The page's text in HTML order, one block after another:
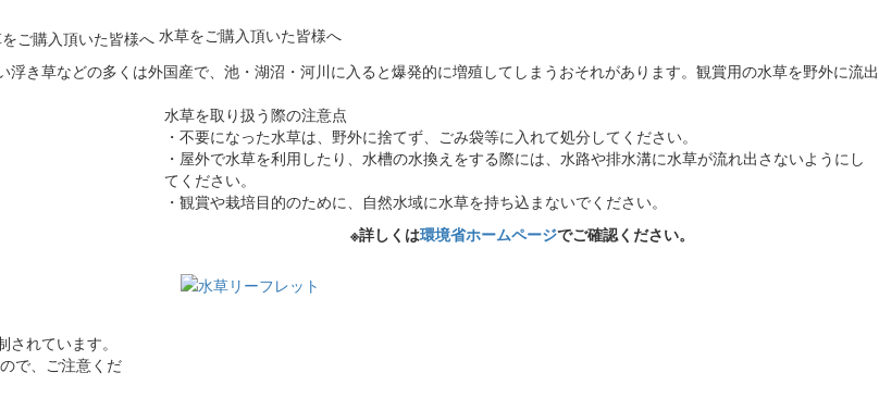
水草をご購入頂いた皆様へ
き草などの多くは外国産で、池・湖沼・河川に入ると爆発的に増殖してしまうおそれがあります。観賞用の水草を野外に流出
れています。
で、ご注意くだ
水草を取り扱う際の注意点
・不要になった水草は、野外に捨てず、ごみ袋等に入れて処分してください。
・屋外で水草を利用したり、水槽の水換えをする際には、水路や排水溝に水草が流れ出さないようにし
てください。
・観賞や栽培目的のために、自然水域に水草を持ち込まないでください。
※詳しくは環境省ホームページでご確認ください。